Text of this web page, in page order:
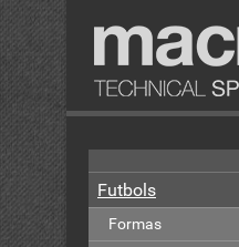
Futbols
Formas